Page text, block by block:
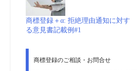
商標登録＋α: 拒絶理由通知に対す
る意見書記載例#1
商標登録のご相談・お問合せ